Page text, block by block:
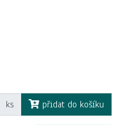
ks přidat do košíku